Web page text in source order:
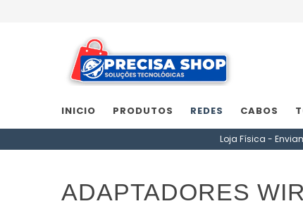
INICIO PRODUTOS REDES CABOS
Loja Física -
ADAPTADORES